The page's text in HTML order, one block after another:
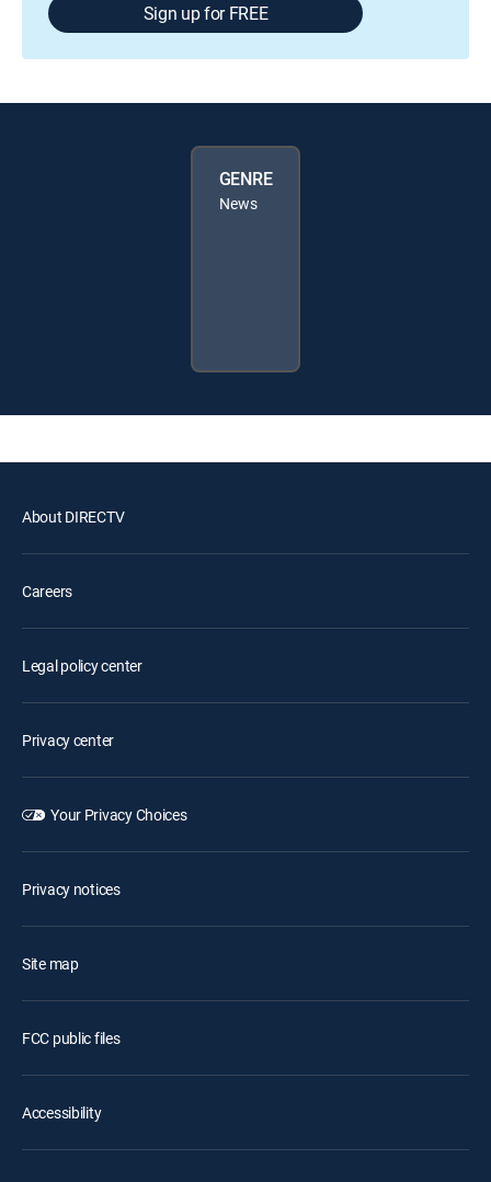
Sign up for FREE
GENRE
News
About DIRECTV
Careers
Legal policy center
Privacy center
Your Privacy Choices
Privacy notices
Site map
FCC public files
Accessibility